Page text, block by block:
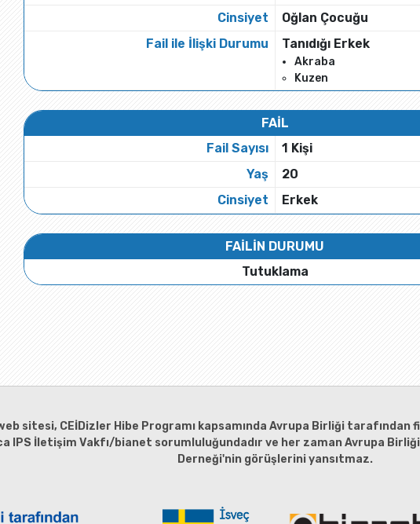
Cinsiyet
Oğlan Çocuğu
Fail ile İlişki Durumu
Tanıdığı Erkek
Akraba
Kuzen
FAİL
Fail Sayısı
1 Kişi
Yaş
20
Cinsiyet
Erkek
FAİLİN DURUMU
Tutuklama
sitesi, CEİDizler Hibe Programı kapsamında Avrupa Birliği
IPS İletişim Vakfı/bianet sorumluluğundadır ve her zaman Avrupa
Derneği'nin görüşlerini yansıtmaz.